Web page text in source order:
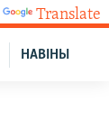
Translate
НАВІНЫ